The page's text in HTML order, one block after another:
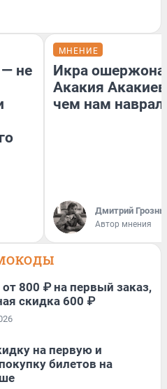
не
МНЕНИЕ
Икра
Акакия
чем нам
Дмитрий
Автор мнения
800 ₽ на первый заказ,
скидка 600 ₽
на первую и
билетов на